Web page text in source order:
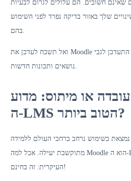
שאינם חשובים. הם עלולים לגרום לבעיות
שלך באזור בדיקה נפרד לפני השימוש
ואל תשכח לעדכן את Moodle והתוספים שלה. בנוסף, התעדכן לגבי
עובדה או מיתוס: מדוע Moodle הוא
ה-LMS הטוב ביותר?
נמצאת בשימוש נרחב ברחבי העולם ללמידה
מתוקשבת יעילה. אבל למה Moodle הוא ה-LMS הטוב ביותר? הנה הסיבה
העיקרית: זה בחינם!